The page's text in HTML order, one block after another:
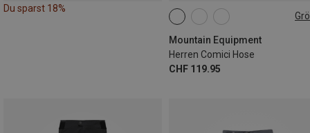
Du sparst 18%
Mountain Equipment
Herren Comici Hose
CHF 119.95